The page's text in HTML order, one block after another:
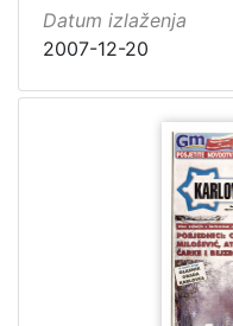
Datum izlaženja
2007-12-20